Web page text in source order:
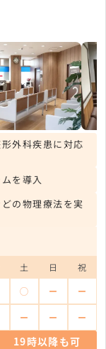
外科疾患に対応
を導入
の物理療法を実
土 日 祝
◯ ー ー
ー ー ー
19時以降も可